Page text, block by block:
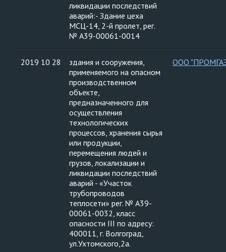
ликвидации последствий
аварий:- Здание цеха
МСЦ-14, 2-й пролет, рег.
№ А39-00061-0014
2019 10 28
здания и сооружения,
применяемого на опасном
производственном
объекте,
предназначенного для
осуществления
технологических
процессов, хранения сырья
или продукции,
перемещения людей и
грузов, локализации и
ликвидации последствий
аварий - «Участок
трубопроводов
теплосети» рег. № А39-
00061-0032, класс
опасности III по адресу:
400011, г. Волгоград,
ул.Ухтомского,2а.
ООО